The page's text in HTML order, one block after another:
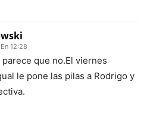
12:28
que no.El viernes
le pone las pilas a Rodrigo y